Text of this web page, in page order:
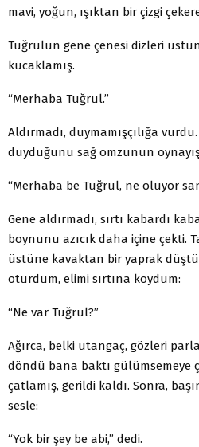
mavi, yoğun, ışıktan bir çizgi
Tuğrulun gene çenesi dizleri
kucaklamış.
“Merhaba Tuğrul.”
Aldırmadı, duymamışçılığa
duyduğunu sağ omzunun
“Merhaba be Tuğrul, ne oluyor
Gene aldırmadı, sırtı kabardı
boynunu azıcık daha içine çekti.
üstüne kavaktan bir yaprak
oturdum, elimi sırtına koydum:
“Ne var Tuğrul?”
Ağırca, belki utangaç, gözleri
döndü bana baktı gülümsemeye
çatlamış, gerildi kaldı. Sonra,
sesle:
“Yok bir şey be abi,” dedi.